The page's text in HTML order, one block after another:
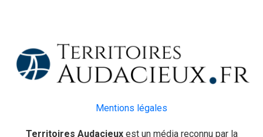
Mentions légales
Territoires Audacieuxest un média reconnu par la